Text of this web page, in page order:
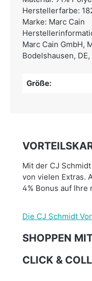
Herstellerfarbe:
Marke: Marc Cain
Marc Cain GmbH,
Bodelshausen, DE,
Größe:
Mit der CJ
von vielen Extras.
4% Bonus auf Ihre
Die CJ Schmidt
SHOPPEN
CLICK &